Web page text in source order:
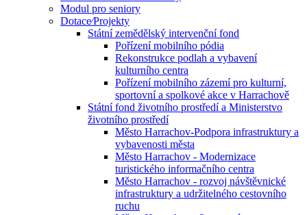
Modul pro seniory
Dotace⁄Projekty
Státní zemědělský intervenční fond
Pořízení mobilního pódia
Rekonstrukce podlah a vybavení
kulturního centra
Pořízení mobilního zázemí pro kulturní,
sportovní a spolkové akce v Harrachově
Státní fond životního prostředí a Ministerstvo
životního prostředí
Město Harrachov-Podpora infrastruktury a
vybavenosti města
Město Harrachov - Modernizace
turistického informačního centra
Město Harrachov - rozvoj návštěvnické
infrastruktury a udržitelného cestovního
ruchu